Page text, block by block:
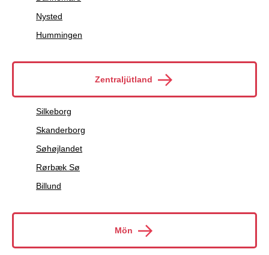
Nysted
Hummingen
Zentraljütland
Silkeborg
Skanderborg
Søhøjlandet
Rørbæk Sø
Billund
Mön